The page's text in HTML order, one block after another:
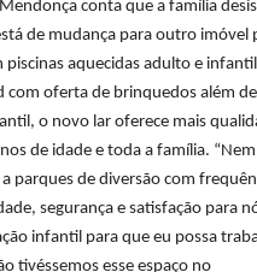
conta que a família
de mudança para outro imóvel
piscinas aquecidas adulto e
com oferta de brinquedos além
o novo lar oferece mais
de idade e toda a família.
parques de diversão com
segurança e satisfação para
infantil para que eu possa
tivéssemos esse espaço no